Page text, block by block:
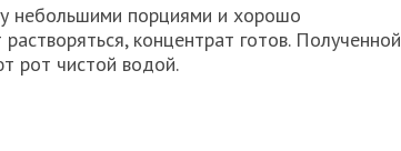
небольшими порциями и хорошо
концентрат готов. Полученной
рот чистой водой.